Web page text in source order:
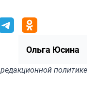
Ольга Юсина
редакционной политике